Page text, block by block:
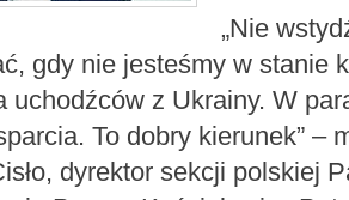
„Nie
gdy nie jesteśmy w stanie
uchodźców z Ukrainy. W
To dobry kierunek” –
dyrektor sekcji polskiej